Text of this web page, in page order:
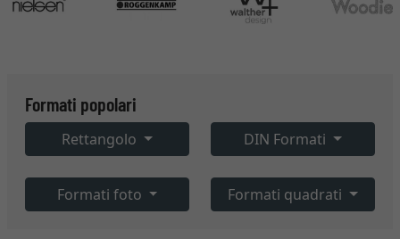
Formati popolari
Rettangolo DIN Formati
Formati foto Formati quadrati